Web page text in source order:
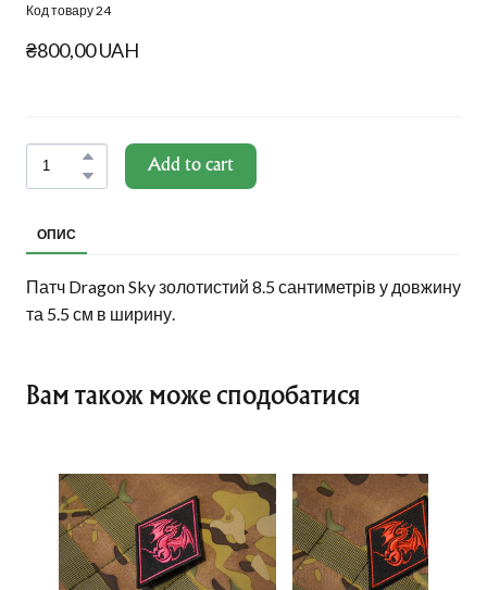
Код товару 24
₴800,00 UAH
Add to cart
ОПИС
Патч Dragon Sky золотистий 8.5 сантиметрів у довжину
та 5.5 см в ширину.
Вам також може сподобатися